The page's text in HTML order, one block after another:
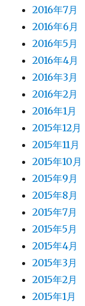
2016年7月
2016年6月
2016年5月
2016年4月
2016年3月
2016年2月
2016年1月
2015年12月
2015年11月
2015年10月
2015年9月
2015年8月
2015年7月
2015年5月
2015年4月
2015年3月
2015年2月
2015年1月